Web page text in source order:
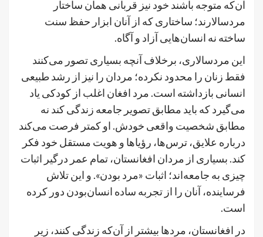
آن‌که متوجه باشند خود نیز قربانی همان ساختار
مردسالارند؛ ساختاری که از آنان ابزار حفظ سنت
ساخته نه انسان‌هایی آزاد و آگاه.
این مردسالاری، برخلاف آنچه بسیاری تصور می‌کنند
فقط زنان را محدود نکرده؛ مردان را نیز از رشد طبیعی
انسانی بازداشته است. مرد افغان اغلب از کودکی یاد
می‌گیرد که باید مطابق تصویر جامعه زندگی کند نه
مطابق شخصیت واقعی خودش. او کمتر فرصت می‌کند
درباره علایق، ترس‌ها، رؤیاها و هویت مستقل خود فکر
کند. بسیاری از مردان افغانستان، تمام عمر درگیر اثبات
چیزی به جامعه‌اند؛ اثبات «مرد بودن». و این تلاش
فرساینده، آنان را از تجربه ساده انسان‌بودن دور کرده
است.
در افغانستان، مردها بیشتر از آن‌که زندگی کنند، زیر